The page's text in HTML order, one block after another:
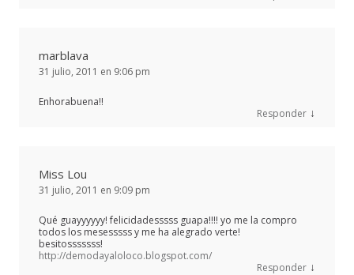
marblava
31 julio, 2011 en 9:06 pm
Enhorabuena!!
Responder ↓
Miss Lou
31 julio, 2011 en 9:09 pm
Qué guayyyyyy! felicidadesssss guapa!!!! yo me la compro
todos los mesesssss y me ha alegrado verte!
besitosssssss!
http://demodayaloloco.blogspot.com/
Responder ↓